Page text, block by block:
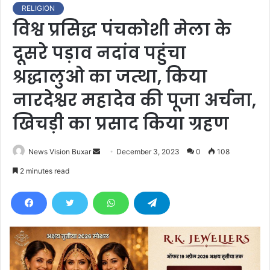
RELIGION
विश्व प्रसिद्ध पंचकोशी मेला के
दूसरे पड़ाव नदांव पहुंचा
श्रद्धालुओ का जत्था, किया
नारदेश्वर महादेव की पूजा अर्चना,
खिचड़ी का प्रसाद किया ग्रहण
News Vision Buxar
d
e
m
a
December 3, 2023 0 108
2 minutes read